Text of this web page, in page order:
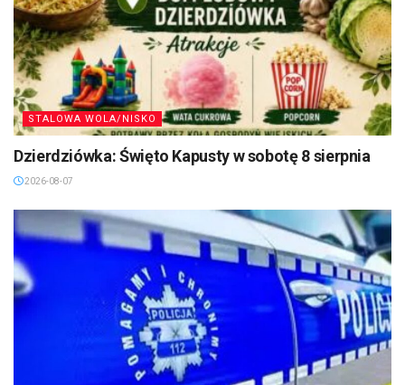
STALOWA WOLA/NISKO
Dzierdziówka: Święto Kapusty w sobotę 8 sierpnia
2026-08-07